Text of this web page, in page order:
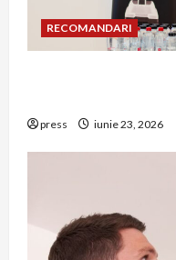
RECOMANDARI
press iunie 23, 2026